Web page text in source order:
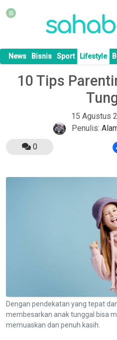
News Bisnis Sport Lifestyle
10 Tips
15 Agustus
Penulis:
0
Dengan pendekatan yang tepat
membesarkan anak tunggal bisa
memuaskan dan penuh kasih.